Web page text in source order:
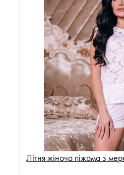
Літня жіноча піжама з